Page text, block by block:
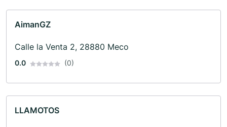
AimanGZ
Calle la Venta 2, 28880 Meco
0.0 (0)
LLAMOTOS